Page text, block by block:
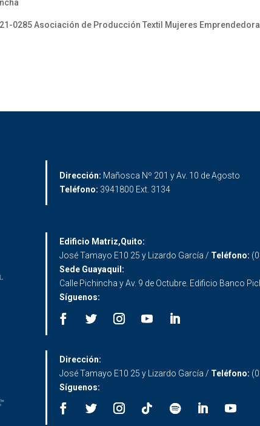
0285 Asociación de Producción Textil Mujeres
Dirección: Mañosca Nº 201 y Av. 10 de Agosto
Teléfono: 3941800 Ext. 3134
Edificio Matriz,Quito:
José Tamayo E10 25 y Lizardo García / Teléfono:
Sede Guayaquil:
Calle Pichincha y Av. 9 de Octubre. Edificio Banco
Síguenos:
Dirección:
José Tamayo E10 25 y Lizardo García / Teléfono:
Síguenos: